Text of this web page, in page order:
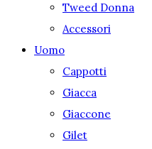
Tweed Donna
Accessori
Uomo
Cappotti
Giacca
Giaccone
Gilet